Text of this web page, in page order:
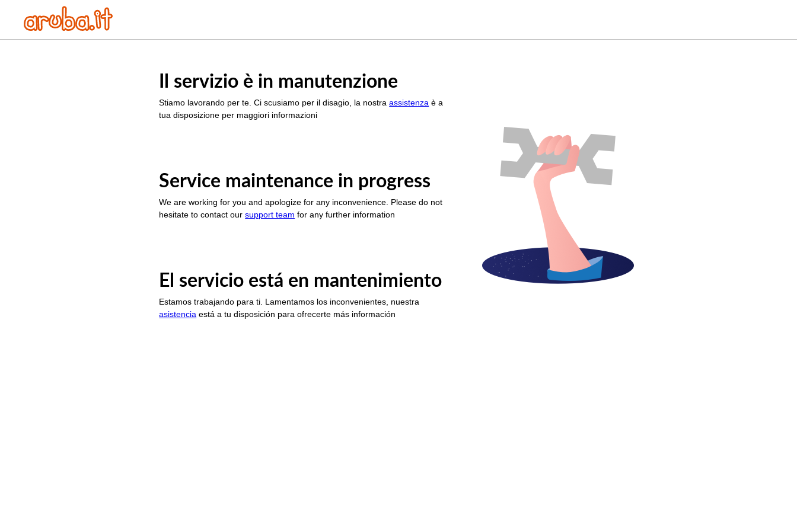
Il servizio è in manutenzione
Stiamo lavorando per te. Ci scusiamo per il disagio, la nostraassistenza è a
tua disposizione per maggiori informazioni
Service maintenance in progress
We are working for you and apologize for any inconvenience. Please do not
hesitate to contact oursupport team for any further information
El servicio está en mantenimiento
Estamos trabajando para ti. Lamentamos los inconvenientes, nuestra
asistencia está a tu disposición para ofrecerte más información